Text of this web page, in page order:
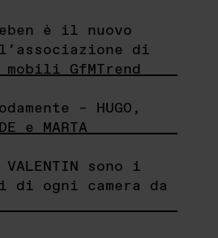
è il nuovo
di
GfMTrend
– HUGO,
e MARTA
VALENTIN sono i
di ogni camera da